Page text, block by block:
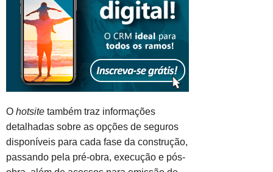
O hotsite também traz informações
detalhadas sobre as opções de seguros
disponíveis para cada fase da construção,
passando pela pré-obra, execução e pós-